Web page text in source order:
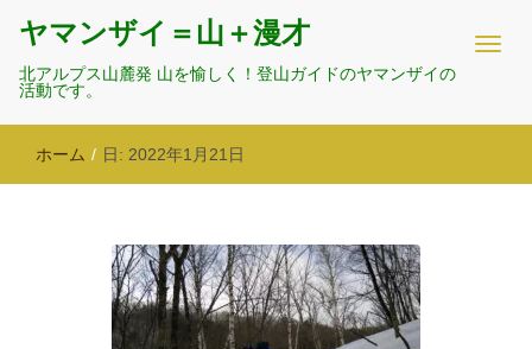
ヤマンザイ＝山＋漫才
北アルプス山麓発 山を愉しく！登山ガイドのヤマンザイの
活動です。
ホーム / 日: 2022年1月21日